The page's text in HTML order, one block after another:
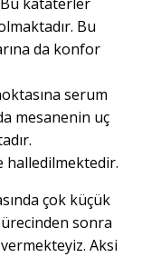
kataterler
Bu
da konfor
serum
mesanenin uç
halledilmektedir.
çok küçük
sonra
Aksi